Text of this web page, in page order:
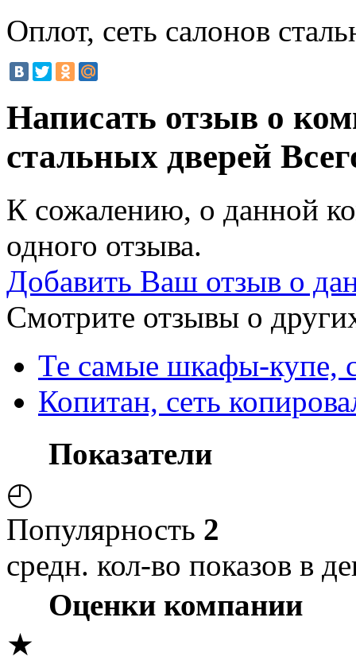
Оплот, сеть салонов
Написать отзыв о
стальных дверей
К сожалению, о данной
одного отзыва.
Добавить Ваш отзыв о
Смотрите отзывы о
Те самые шкафы-купе,
Копитан, сеть
Показатели
◴
Популярность 2
средн. кол-во показов в
Оценки компании
★